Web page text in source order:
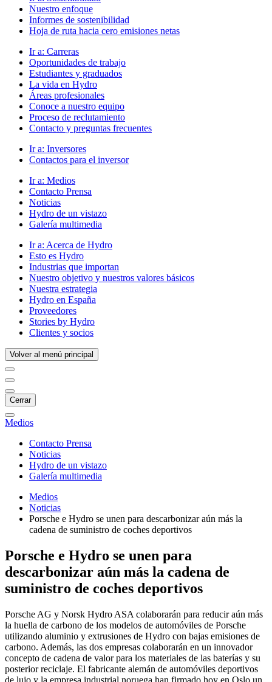
Nuestro enfoque
Informes de sostenibilidad
Hoja de ruta hacia cero emisiones netas
Ir a: Carreras
Oportunidades de trabajo
Estudiantes y graduados
La vida en Hydro
Áreas profesionales
Conoce a nuestro equipo
Proceso de reclutamiento
Contacto y preguntas frecuentes
Ir a: Inversores
Contactos para el inversor
Ir a: Medios
Contacto Prensa
Noticias
Hydro de un vistazo
Galería multimedia
Ir a: Acerca de Hydro
Esto es Hydro
Industrias que importan
Nuestro objetivo y nuestros valores básicos
Nuestra estrategia
Hydro en España
Proveedores
Stories by Hydro
Clientes y socios
Volver al menú principal
Cerrar
Medios
Contacto Prensa
Noticias
Hydro de un vistazo
Galería multimedia
Medios
Noticias
Porsche e Hydro se unen para descarbonizar aún más la
cadena de suministro de coches deportivos
Porsche e Hydro se unen para
descarbonizar aún más la cadena de
suministro de coches deportivos
Porsche AG y Norsk Hydro ASA colaborarán para reducir aún más
la huella de carbono de los modelos de automóviles de Porsche
utilizando aluminio y extrusiones de Hydro con bajas emisiones de
carbono. Además, las dos empresas colaborarán en un innovador
concepto de cadena de valor para los materiales de las baterías y su
posterior reciclaje. El fabricante alemán de automóviles deportivos
de lujo y la empresa industrial noruega han firmado hoy en Oslo un